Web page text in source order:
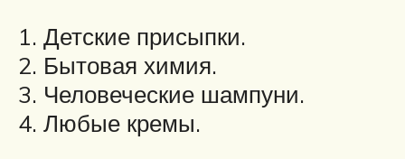
Детские присыпки.
Бытовая химия.
Человеческие шампуни.
Любые кремы.